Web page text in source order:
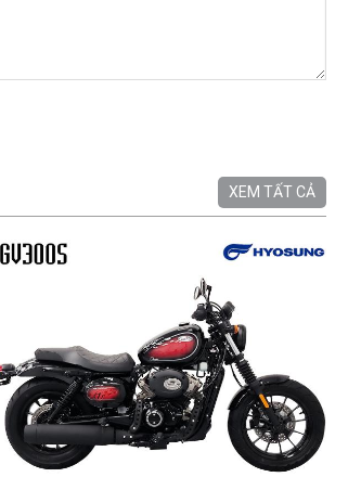
XEM TẤT CẢ